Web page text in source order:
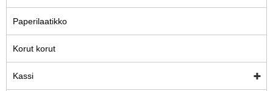
Paperilaatikko
Korut korut
Kassi